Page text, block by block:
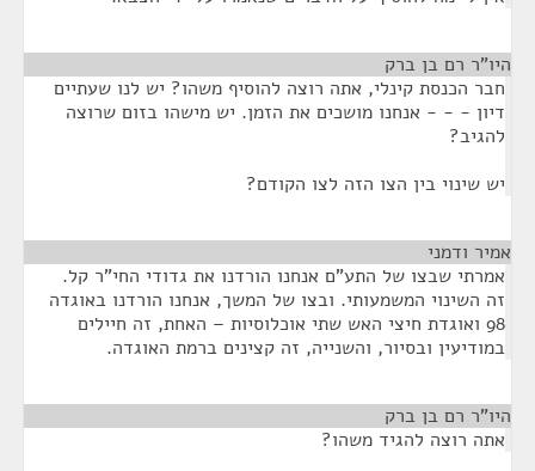
היו"ר רם בן ברק
חבר הכנסת קינלי, אתה רוצה להוסיף משהו? יש לנו שעתיים
דיון - - - אנחנו מושכים את הזמן. יש מישהו בזום שרוצה
להגיב?
יש שינוי בין הצו הזה לצו הקודם?
אמיר ודמני
אמרתי שבצו של התע"ם אנחנו הורדנו את גדודי החי"ר קל.
זה השינוי המשמעותי. ובצו של המשך, אנחנו הורדנו באוגדה
98 ואוגדת חיצי האש שתי אוכלוסיות – האחת, זה חיילים
במודיעין ובסיור, והשנייה, זה קצינים ברמת האוגדה.
היו"ר רם בן ברק
אתה רוצה להגיד משהו?